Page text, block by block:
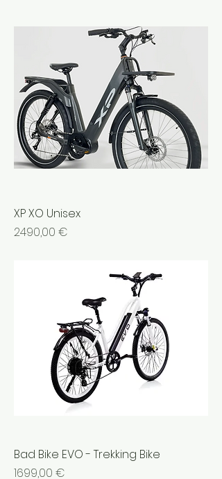
XP XO Unisex
Prezzo
2490,00 €
Bad Bike EVO - Trekking Bike
Prezzo
1699,00 €